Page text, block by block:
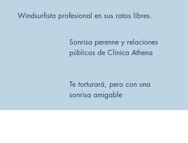
Windsurfista profesional en sus ratos libres.
Sonrisa perenne y relaciones
públicas de Clínica Athena
Te torturará, pero con una
sonrisa amigable